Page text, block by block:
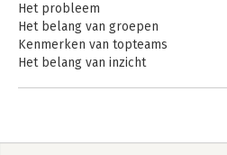
Gung Ho!
Het probleem
Het belang van groepen
Kenmerken van topteams
Het belang van inzicht